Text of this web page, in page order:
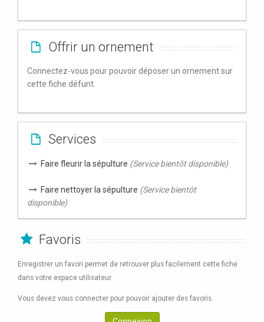
Offrir un ornement
Connectez-vous pour pouvoir déposer un ornement sur
cette fiche défunt.
Services
Faire fleurir la sépulture (Service bientôt disponible)
Faire nettoyer la sépulture (Service bientôt
disponible)
Favoris
Enregistrer un favori permet de retrouver plus facilement cette fiche
dans votre espace utilisateur.
Vous devez vous connecter pour pouvoir ajouter des favoris.